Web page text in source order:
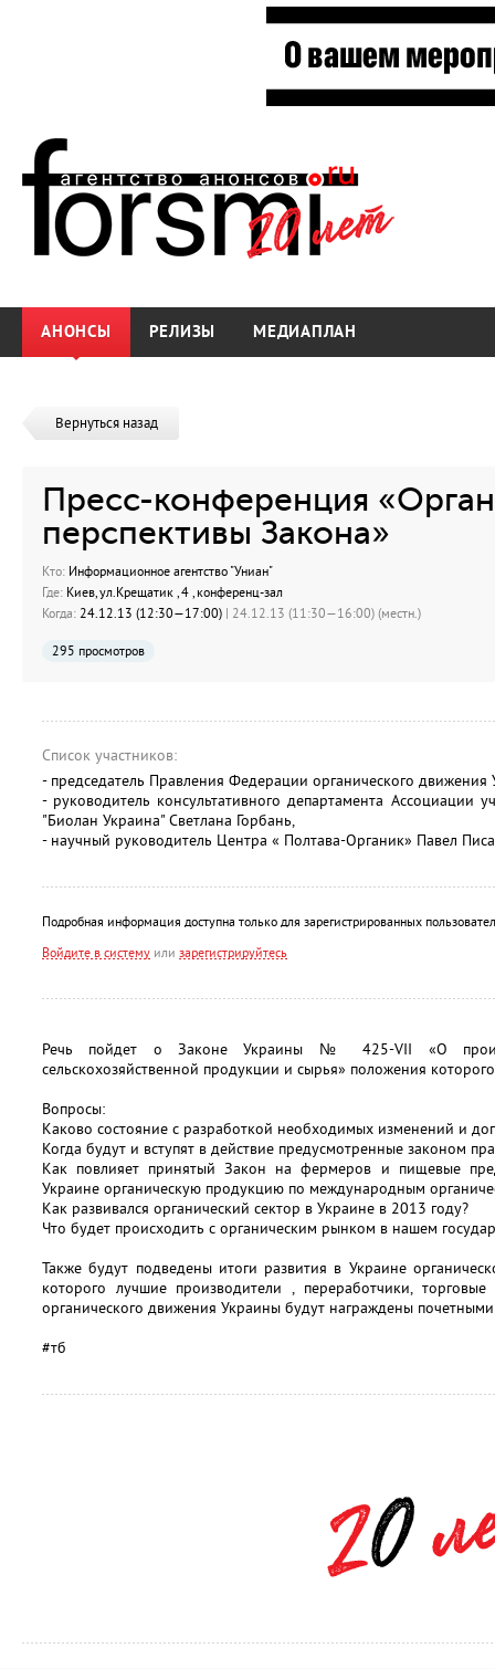
АНОНСЫ РЕЛИЗЫ МЕДИАПЛАН
Вернуться назад
Пресс-конференция
перспективы Закона»
Кто: Информационное агентство "Униан"
Где: Киев, ул.Крещатик , 4 , конференц-зал
Когда: 24.12.13 (12:30—17:00) | 24.12.13 (11:30—16:00) (местн.)
295 просмотров
Список участников:
- председатель Правления Федерации органического
- руководитель консультативного департамента Ассоциации
"Биолан Украина" Светлана Горбань,
- научный руководитель Центра « Полтава-Органик» Павел
Подробная информация доступна только для зарегистрированных
Войдите в систему или зарегистрируйтесь
Речь пойдет о Законе Украины № 425-VII «О
сельскохозяйственной продукции и сырья» положения
Вопросы:
Каково состояние с разработкой необходимых изменений и
Когда будут и вступят в действие предусмотренные законом
Как повлияет принятый Закон на фермеров и пищевые
Украине органическую продукцию по международным
Как развивался органический сектор в Украине в 2013 году?
Что будет происходить с органическим рынком в нашем
Также будут подведены итоги развития в Украине
которого лучшие производители , переработчики,
органического движения Украины будут награждены
#тб